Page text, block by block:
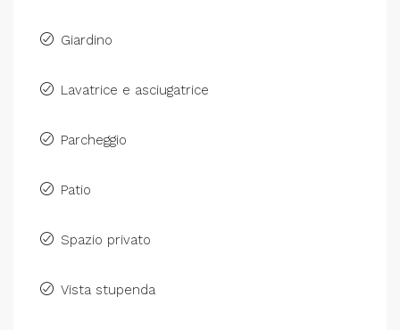
Giardino
Lavatrice e asciugatrice
Parcheggio
Patio
Spazio privato
Vista stupenda